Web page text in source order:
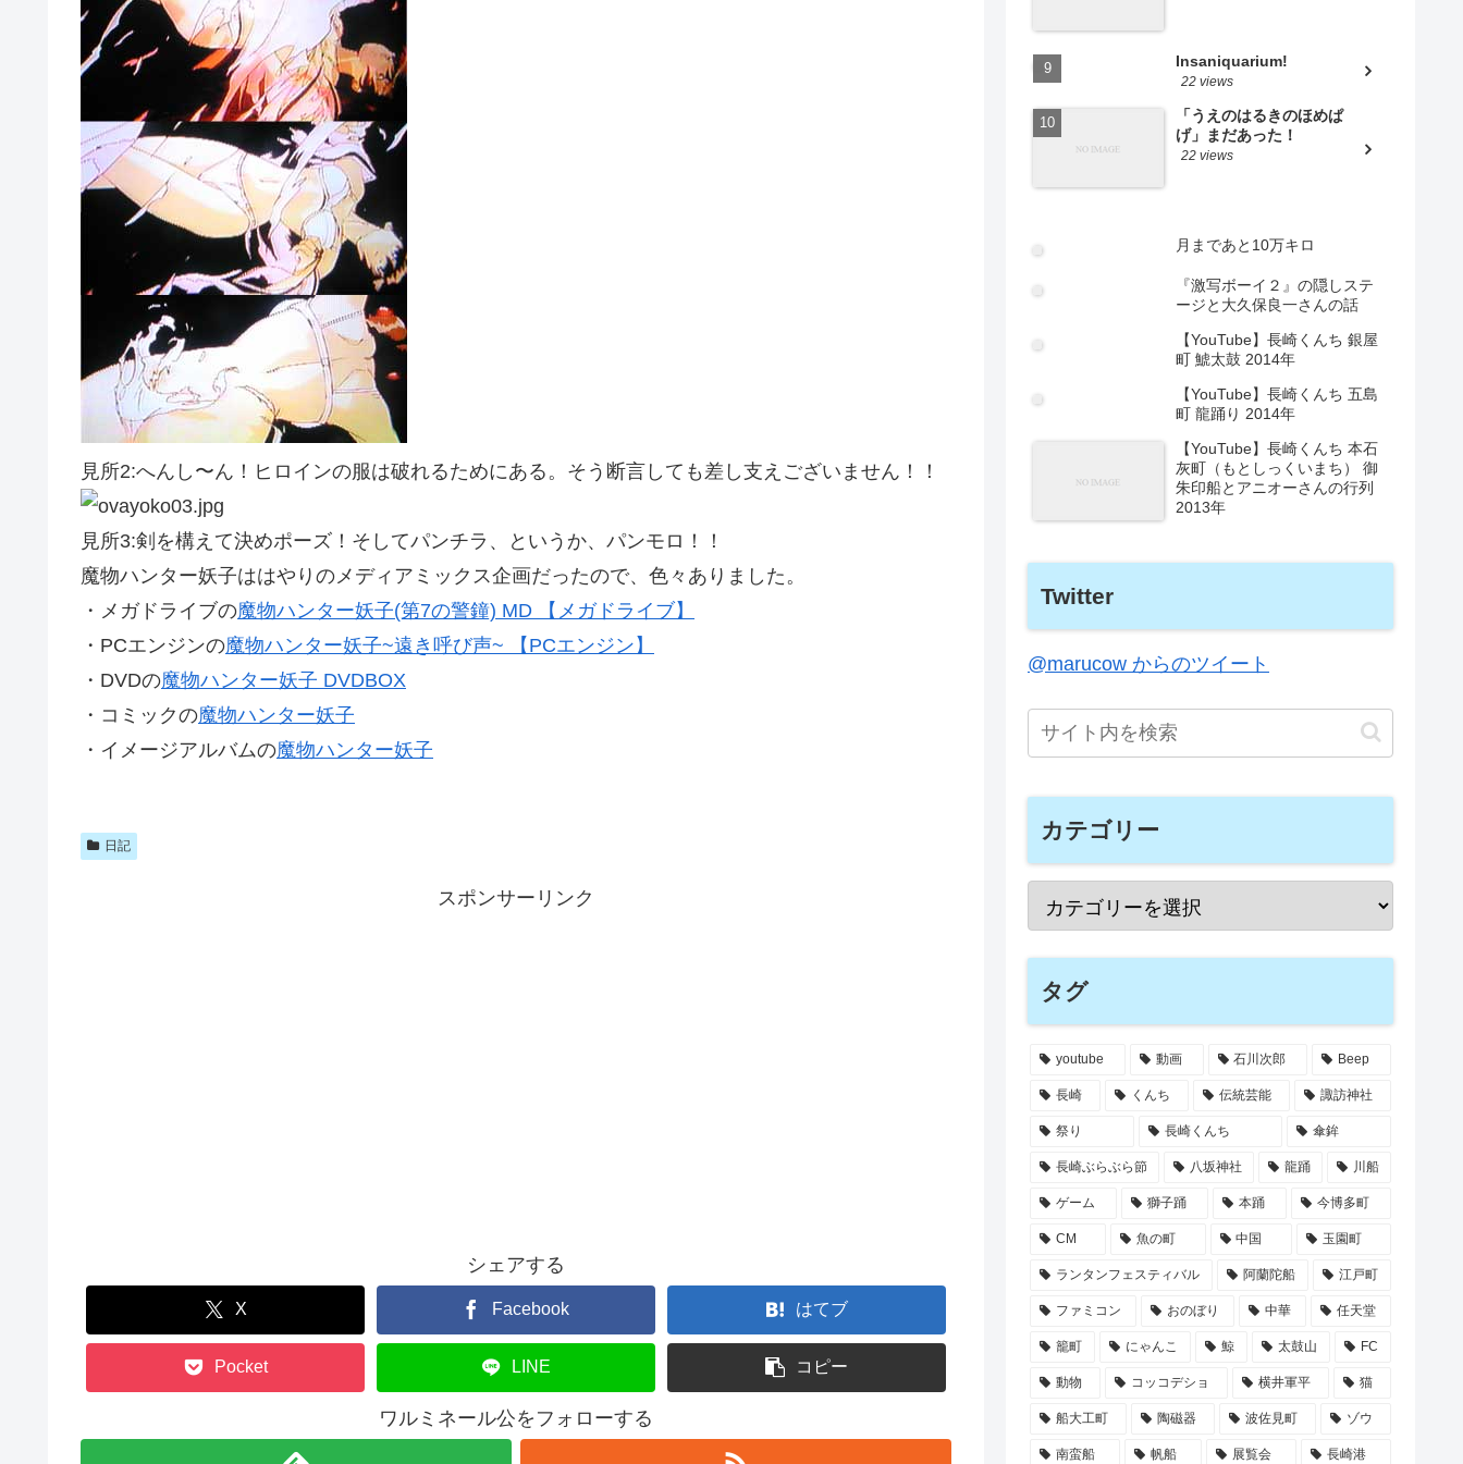
見所2:へんし〜ん！ヒロインの服は破れるためにある。そう断言しても差し支えございません！！
見所3:剣を構えて決めポーズ！そしてパンチラ、というか、パンモロ！！
魔物ハンター妖子ははやりのメディアミックス企画だったので、色々ありました。
・メガドライブの魔物ハンター妖子(第7の警鐘) MD 【メガドライブ】
・PCエンジンの魔物ハンター妖子~遠き呼び声~ 【PCエンジン】
・DVDの魔物ハンター妖子 DVDBOX
・コミックの魔物ハンター妖子
・イメージアルバムの魔物ハンター妖子
日記
スポンサーリンク
シェアする
X Facebook はてブ
Pocket LINE コピー
ワルミネール公をフォローする
Insaniquarium!
22 views
「うえのはるきのほめぱ
げ」まだあった！
22 views
月まであと10万キロ
『激写ボーイ２』の隠しステ
ージと大久保良一さんの話
【YouTube】長崎くんち 銀屋
町 鯱太鼓 2014年
【YouTube】長崎くんち 五島
町 龍踊り 2014年
【YouTube】長崎くんち 本石
灰町（もとしっくいまち） 御
朱印船とアニオーさんの行列
2013年
Twitter
@marucow からのツイート
カテゴリー
タグ
youtube 動画 石川次郎 Beep
長崎 くんち 伝統芸能 諏訪神社
祭り 長崎くんち 傘鉾
長崎ぶらぶら節 八坂神社 龍踊 川船
ゲーム 獅子踊 本踊 今博多町
CM 魚の町 中国 玉園町
ランタンフェスティバル 阿蘭陀船 江戸町
ファミコン おのぼり 中華 任天堂
籠町 にゃんこ 鯨 太鼓山 FC
動物 コッコデショ 横井軍平 猫
船大工町 陶磁器 波佐見町 ゾウ
南蛮船 帆船 展覧会 長崎港